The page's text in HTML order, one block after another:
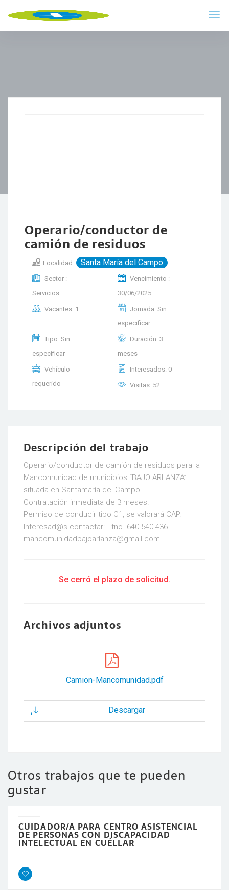
Operario/conductor de
camión de residuos
Localidad: Santa María del Campo
Sector :
Servicios
Vencimiento :
30/06/2025
Vacantes: 1
Jornada: Sin
especificar
Tipo: Sin
especificar
Duración: 3
meses
Vehículo
requerido
Interesados: 0
Visitas: 52
Descripción del trabajo
Operario/conductor de camión de residuos para la
Mancomunidad de municipios “BAJO ARLANZA”
situada en Santamaría del Campo.
Contratación inmediata de 3 meses.
Permiso de conducir tipo C1, se valorará CAP.
Interesad@s contactar: Tfno. 640 540 436
mancomunidadbajoarlanza@gmail.com
Se cerró el plazo de solicitud.
Archivos adjuntos
Camion-Mancomunidad.pdf
Descargar
Otros trabajos que te pueden
gustar
CUIDADOR/A PARA CENTRO ASISTENCIAL
DE PERSONAS CON DISCAPACIDAD
INTELECTUAL EN CUÉLLAR